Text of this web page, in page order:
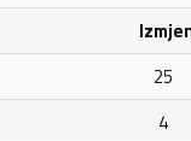
25
4